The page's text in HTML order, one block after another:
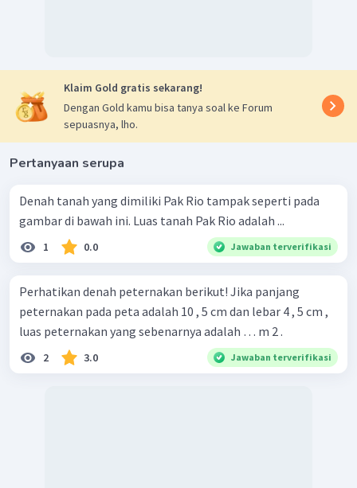
b. Total biaya pembuatan rumah dapat dihitung sebagai
berikut.
Jadi, total biaya pembuatan rumah adalah
Rp315.000.000,00
Klaim Gold gratis sekarang!
Dengan Gold kamu bisa tanya soal ke Forum
sepuasnya, lho.
Pertanyaan serupa
Denah tanah yang dimiliki Pak Rio tampak seperti pada
gambar di bawah ini. Luas tanah Pak Rio adalah ...
1 0.0 Jawaban terverifikasi
Perhatikan denah peternakan berikut! Jika panjang
peternakan pada peta adalah 10 , 5 cm dan lebar 4 , 5 cm ,
luas peternakan yang sebenarnya adalah … m 2 .
2 3.0 Jawaban terverifikasi